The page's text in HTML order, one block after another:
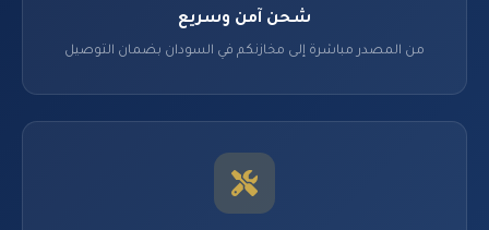
شحن آمن وسريع
من المصدر مباشرة إلى مخازنكم في السودان بضمان التوصيل